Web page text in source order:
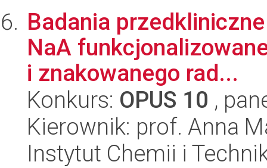
Badania
NaA
i znakowanego rad...
Konkurs: OPUS 10 ,
Kierownik: prof. Anna
Instytut Chemii i